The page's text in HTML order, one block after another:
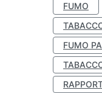
FUMO
FUMO